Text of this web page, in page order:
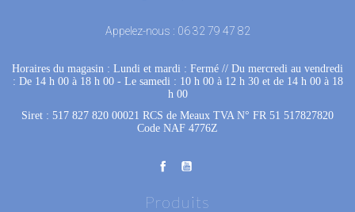
Appelez-nous : 06 32 79 47 82
Horaires du magasin : Lundi et mardi : Fermé // Du mercredi au vendredi
: De 14 h 00 à 18 h 00 - Le samedi : 10 h 00 à 12 h 30 et de 14 h 00 à 18
h 00
Siret : 517 827 820 00021 RCS de Meaux TVA N° FR 51 517827820
Code NAF 4776Z
Produits